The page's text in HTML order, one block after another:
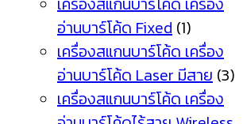
อ่านบาร์โค้ด Fixed (1)
เครื่องสแกนบาร์โค้ด เครื่อง
อ่านบาร์โค้ด Laser มีสาย (3)
เครื่องสแกนบาร์โค้ด เครื่อง